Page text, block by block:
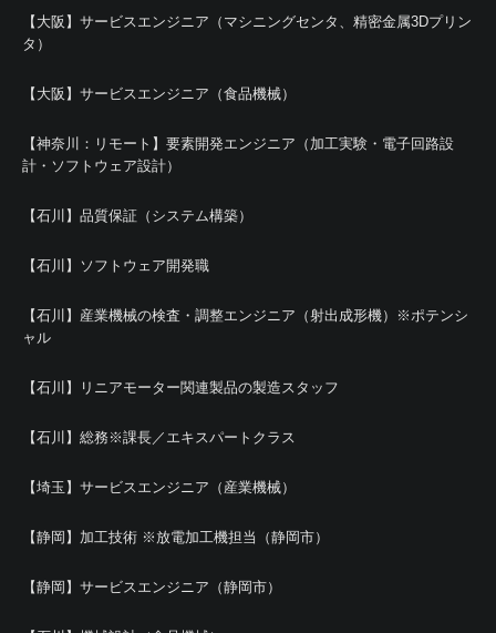
【大阪】サービスエンジニア（マシニングセンタ、精密金属3Dプリン
タ）
【大阪】サービスエンジニア（食品機械）
【神奈川：リモート】要素開発エンジニア（加工実験・電子回路設
計・ソフトウェア設計）
【石川】品質保証（システム構築）
【石川】ソフトウェア開発職
【石川】産業機械の検査・調整エンジニア（射出成形機）※ポテンシ
ャル
【石川】リニアモーター関連製品の製造スタッフ
【石川】総務※課長／エキスパートクラス
【埼玉】サービスエンジニア（産業機械）
【静岡】加工技術 ※放電加工機担当（静岡市）
【静岡】サービスエンジニア（静岡市）